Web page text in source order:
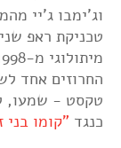
וג'ימבו ג'יי
טכניקת ראפ
החרוזים אחד
טקסט - שמעו,
כנגד "קומו בני